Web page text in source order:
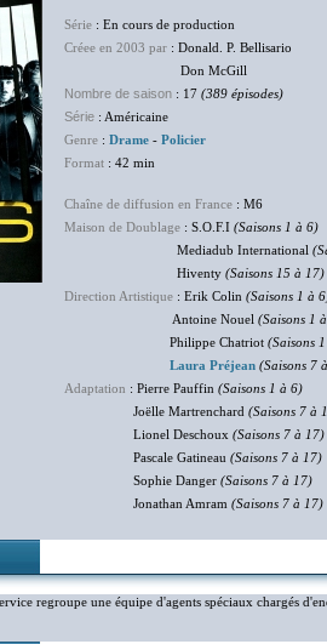
Série : En cours de production
Créee en 2003 par : Donald. P. Bellisario
Don McGill
Nombre de saison : 17 (389 épisodes)
Série : Américaine
Genre : Drame - Policier
Format : 42 min
Chaîne de diffusion en France : M6
Maison de Doublage : S.O.F.I (Saisons 1 à 6)
Mediadub International
Hiventy (Saisons 15 à 17)
Direction Artistique : Erik Colin (Saisons 1 à
Antoine Nouel (Saisons 1
Philippe Chatriot (Saisons
Laura Préjean (Saisons 7
Adaptation : Pierre Pauffin (Saisons 1 à 6)
Joëlle Martrenchard (Saisons 7 à
Lionel Deschoux (Saisons 7 à 17)
Pascale Gatineau (Saisons 7 à 17)
Sophie Danger (Saisons 7 à 17)
Jonathan Amram (Saisons 7 à 17)
regroupe une équipe d'agents spéciaux chargés